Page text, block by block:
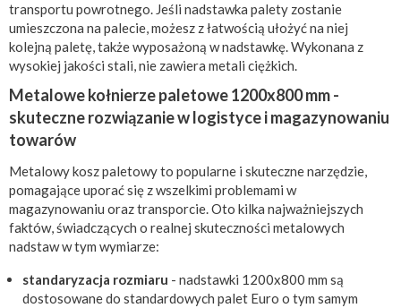
transportu powrotnego. Jeśli nadstawka palety zostanie
umieszczona na palecie, możesz z łatwością ułożyć na niej
kolejną paletę, także wyposażoną w nadstawkę. Wykonana z
wysokiej jakości stali, nie zawiera metali ciężkich.
Metalowe kołnierze paletowe 1200x800 mm -
skuteczne rozwiązanie w logistyce i magazynowaniu
towarów
Metalowy kosz paletowy to popularne i skuteczne narzędzie,
pomagające uporać się z wszelkimi problemami w
magazynowaniu oraz transporcie. Oto kilka najważniejszych
faktów, świadczących o realnej skuteczności metalowych
nadstaw w tym wymiarze:
standaryzacja rozmiaru - nadstawki 1200x800 mm są
dostosowane do standardowych palet Euro o tym samym